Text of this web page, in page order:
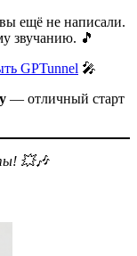
ещё не написали.
звучанию. 🎵
GPTunnel 🎤
— отличный старт
💥🎶